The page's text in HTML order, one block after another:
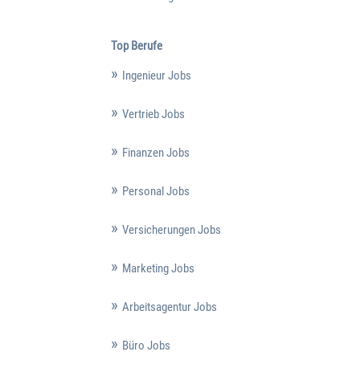
Top Berufe
Ingenieur Jobs
Vertrieb Jobs
Finanzen Jobs
Personal Jobs
Versicherungen Jobs
Marketing Jobs
Arbeitsagentur Jobs
Büro Jobs